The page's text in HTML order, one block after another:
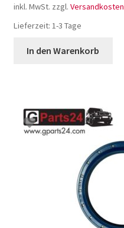
inkl. MwSt. zzgl. Versandkosten
Lieferzeit: 1-3 Tage
In den Warenkorb